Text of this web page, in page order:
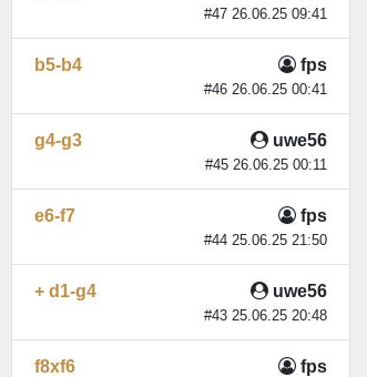
#47 26.06.25 09:41
fps
#46 26.06.25 00:41
b5-b4
uwe56
#45 26.06.25 00:11
g4-g3
fps
#44 25.06.25 21:50
e6-f7
uwe56
#43 25.06.25 20:48
+ d1-g4
fps
f8xf6